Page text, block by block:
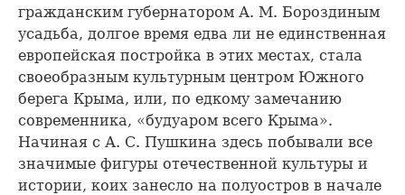
гражданским губернатором А. М. Бороздиным
усадьба, долгое время едва ли не единственная
европейская постройка в этих местах, стала
своеобразным культурным центром Южного
берега Крыма, или, по едкому замечанию
современника, «будуаром всего Крыма».
Начиная с А. С. Пушкина здесь побывали все
значимые фигуры отечественной культуры и
истории, коих занесло на полуостров в начале